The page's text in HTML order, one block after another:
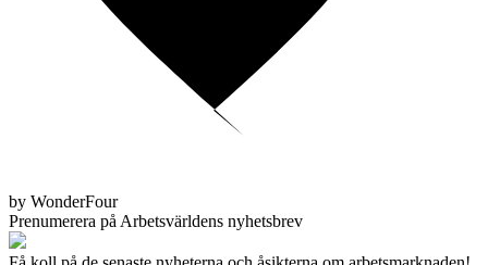
by WonderFour
Prenumerera på Arbetsvärldens nyhetsbrev